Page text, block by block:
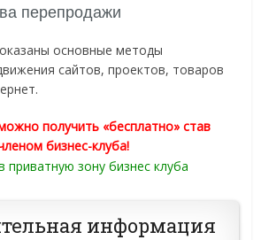
перепродажи
основные методы
сайтов, проектов, товаров
получить «бесплатно» став
бизнес-клуба!
информация